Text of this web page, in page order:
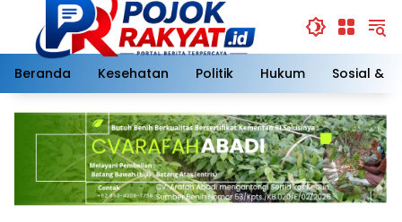
Langsung
konten
Beranda
Kesehatan Politik Hukum Sosial &